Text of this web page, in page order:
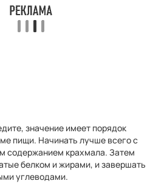
значение имеет порядок
пищи. Начинать лучше всего с
содержанием крахмала. Затем
белком и жирами, и завершать
углеводами.